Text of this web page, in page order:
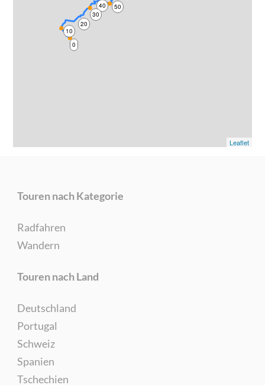
0
10
20
30
40 50
Leaflet
Touren nach Kategorie
Radfahren
Wandern
Touren nach Land
Deutschland
Portugal
Schweiz
Spanien
Tschechien